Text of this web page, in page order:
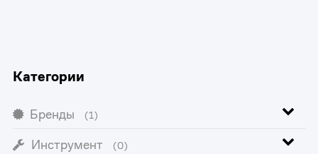
Категории
Бренды (1)
Инструмент (0)